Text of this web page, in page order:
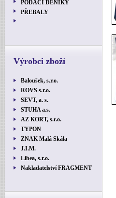
PODACÍ DENÍKY
PŘEBALY
Výrobci zboží
Baloušek, s.r.o.
ROVS s.r.o.
SEVT, a. s.
STUHA a.s.
AZ KORT, s.r.o.
TYPON
ZNAK Malá Skála
J.I.M.
Libea, s.r.o.
Nakladatelství FRAGMENT